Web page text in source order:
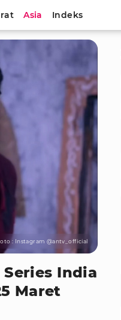
Asia Indeks
: Instagram @antv_official
India
Maret